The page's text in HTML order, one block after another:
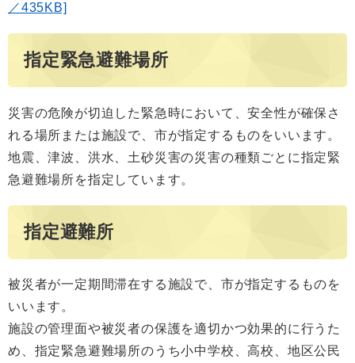
／435KB]
指定緊急避難場所
災害の危険が切迫した緊急時において、安全性が確保さ
れる場所または施設で、市が指定するものをいいます。
地震、津波、洪水、土砂災害の災害の種類ごとに指定緊
急避難場所を指定しています。
指定避難所
被災者が一定期間滞在する施設で、市が指定するものを
いいます。
施設の管理面や被災者の保護を適切かつ効果的に行うた
め、指定緊急避難場所のうち小中学校、高校、地区公民